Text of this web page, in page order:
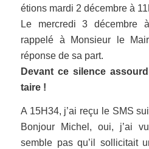
étions mardi 2 décembre à
Le mercredi 3 décembre
rappelé à Monsieur le
réponse de sa part.
Devant ce silence
taire !
A 15H34, j’ai reçu le SMS
Bonjour Michel, oui, j’ai
semble pas qu’il sollicitait